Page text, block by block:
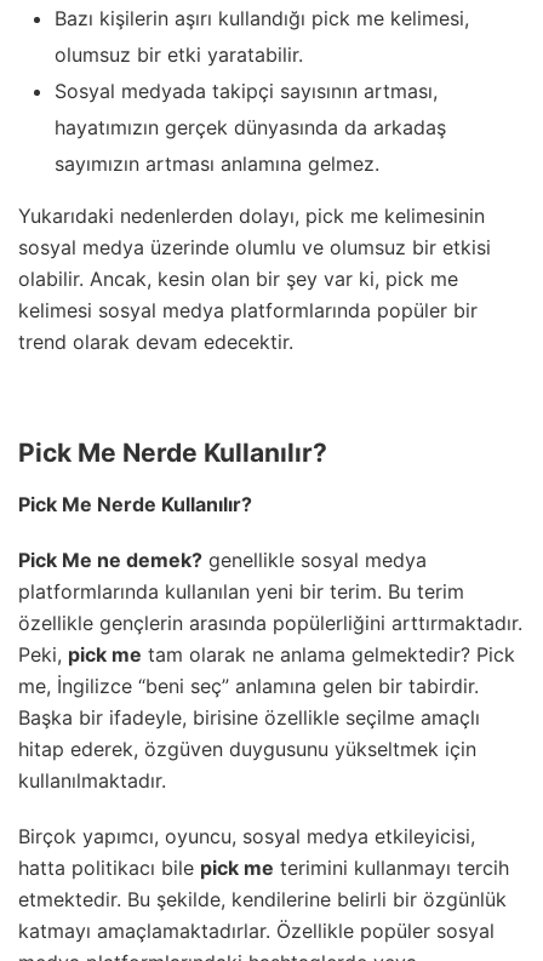
Bazı kişilerin aşırı kullandığı pick me kelimesi,
olumsuz bir etki yaratabilir.
Sosyal medyada takipçi sayısının artması,
hayatımızın gerçek dünyasında da arkadaş
sayımızın artması anlamına gelmez.
Yukarıdaki nedenlerden dolayı, pick me kelimesinin
sosyal medya üzerinde olumlu ve olumsuz bir etkisi
olabilir. Ancak, kesin olan bir şey var ki, pick me
kelimesi sosyal medya platformlarında popüler bir
trend olarak devam edecektir.
Pick Me Nerde Kullanılır?
Pick Me Nerde Kullanılır?
Pick Me ne demek? genellikle sosyal medya
platformlarında kullanılan yeni bir terim. Bu terim
özellikle gençlerin arasında popülerliğini arttırmaktadır.
Peki, pick me tam olarak ne anlama gelmektedir? Pick
me, İngilizce “beni seç” anlamına gelen bir tabirdir.
Başka bir ifadeyle, birisine özellikle seçilme amaçlı
hitap ederek, özgüven duygusunu yükseltmek için
kullanılmaktadır.
Birçok yapımcı, oyuncu, sosyal medya etkileyicisi,
hatta politikacı bile pick me terimini kullanmayı tercih
etmektedir. Bu şekilde, kendilerine belirli bir özgünlük
katmayı amaçlamaktadırlar. Özellikle popüler sosyal